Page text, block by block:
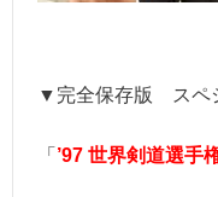
▼完全保存版 スペ
「 ’97 世界剣道選手